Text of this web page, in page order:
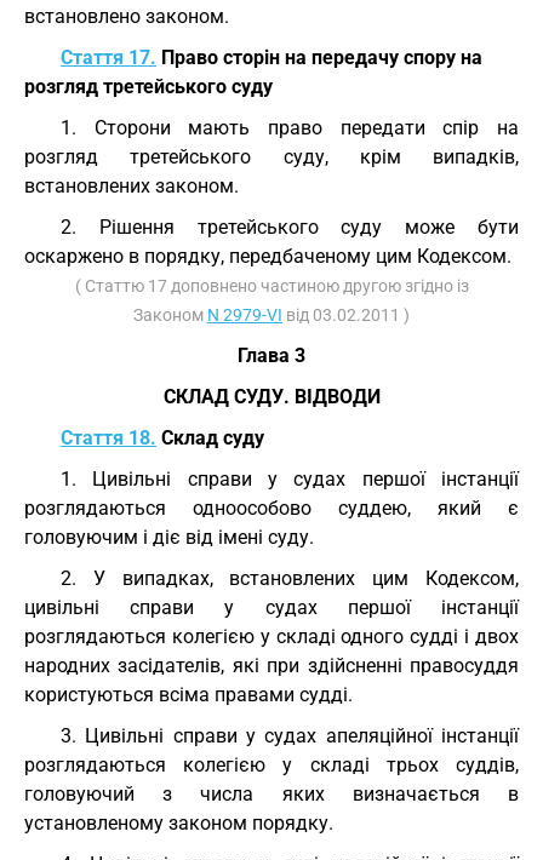
встановлено законом.
Стаття 17. Право сторін на передачу спору на
розгляд третейського суду
1. Сторони мають право передати спір на
розгляд третейського суду, крім випадків,
встановлених законом.
2. Рішення третейського суду може бути
оскаржено в порядку, передбаченому цим Кодексом.
( Статтю 17 доповнено частиною другою згідно із
Законом N 2979-VI від 03.02.2011 )
Глава 3
СКЛАД СУДУ. ВІДВОДИ
Стаття 18. Склад суду
1. Цивільні справи у судах першої інстанції
розглядаються одноособово суддею, який є
головуючим і діє від імені суду.
2. У випадках, встановлених цим Кодексом,
цивільні справи у судах першої інстанції
розглядаються колегією у складі одного судді і двох
народних засідателів, які при здійсненні правосуддя
користуються всіма правами судді.
3. Цивільні справи у судах апеляційної інстанції
розглядаються колегією у складі трьох суддів,
головуючий з числа яких визначається в
установленому законом порядку.